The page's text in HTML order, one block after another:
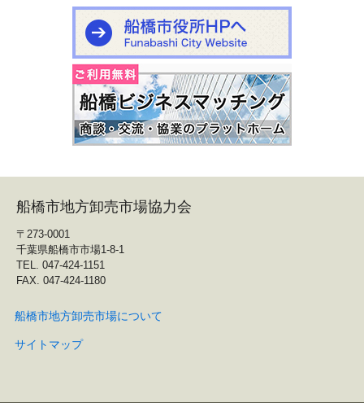
船橋市地方卸売市場協力会
〒273-0001
千葉県船橋市市場1-8-1
TEL. 047-424-1151
FAX. 047-424-1180
船橋市地方卸売市場について
サイトマップ